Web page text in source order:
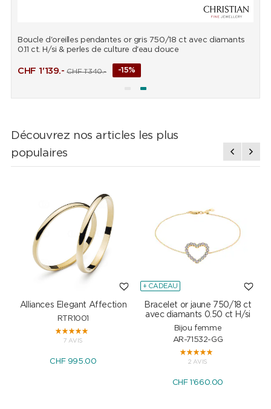
Boucle d'oreilles pendantes or gris 750/18 ct avec diamants
0.11 ct. H/si & perles de culture d'eau douce
CHF 1'139.- CHF1'340.- -15%
Découvrez nos articles les plus
populaires
Alliances Elegant Affection
RTR1001
7 AVIS
CHF 995.00
+ CADEAU
Bracelet or jaune 750/18 ct
avec diamants 0.50 ct H/si
Bijou femme
AR-71532-GG
2 AVIS
CHF 1'660.00